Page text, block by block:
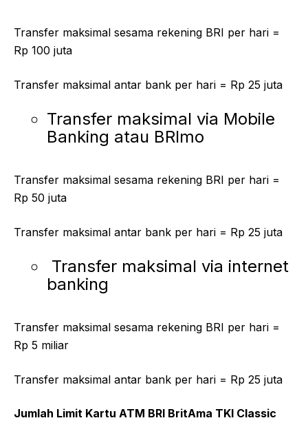
Transfer maksimal sesama rekening BRI per hari =
Rp 100 juta
Transfer maksimal antar bank per hari = Rp 25 juta
Transfer maksimal via Mobile
Banking atau BRImo
Transfer maksimal sesama rekening BRI per hari =
Rp 50 juta
Transfer maksimal antar bank per hari = Rp 25 juta
Transfer maksimal via internet
banking
Transfer maksimal sesama rekening BRI per hari =
Rp 5 miliar
Transfer maksimal antar bank per hari = Rp 25 juta
Jumlah Limit Kartu ATM BRI BritAma TKI Classic